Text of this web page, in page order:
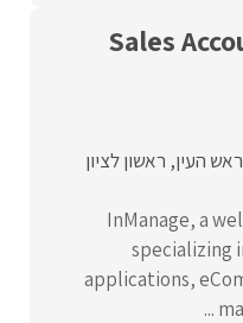
Sales
ראש העין ראשון לציון
InManage, a
specializing
applications,